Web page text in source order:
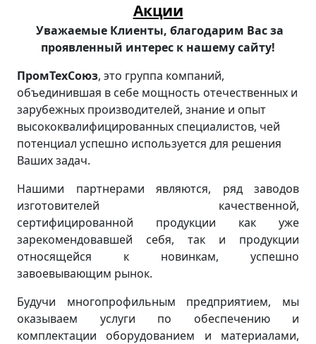
Акции
Уважаемые Клиенты, благодарим Вас за
проявленный интерес к нашему сайту!
ПромТехСоюз, это группа компаний,
объединившая в себе мощность отечественных и
зарубежных производителей, знание и опыт
высококвалифицированных специалистов, чей
потенциал успешно используется для решения
Ваших задач.
Нашими партнерами являются, ряд заводов
изготовителей качественной,
сертифицированной продукции как уже
зарекомендовавшей себя, так и продукции
относящейся к новинкам, успешно
завоевывающим рынок.
Будучи многопрофильным предприятием, мы
оказываем услуги по обеспечению и
комплектации оборудованием и материалами,